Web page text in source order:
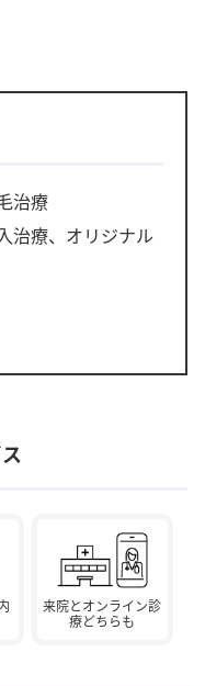
治療
治療、オリジナル
来院とオンライン診
療どちらも